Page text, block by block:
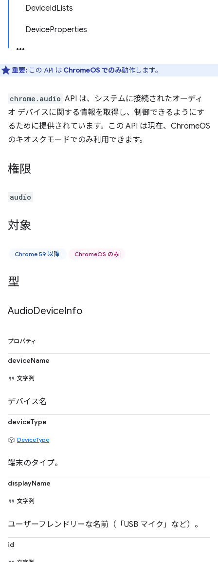
DeviceIdLists
DeviceProperties
重要: この API は ChromeOS でのみ動作します。
chrome.audio API は、システムに接続されたオーディ
オ デバイスに関する情報を取得し、制御できるようにす
るために提供されています。この API は現在、ChromeOS
のキオスクモードでのみ利用できます。
権限
audio
対象
Chrome 59 以降 ChromeOS のみ
型
AudioDeviceInfo
プロパティ
deviceName
文字列
デバイス名
deviceType
DeviceType
端末のタイプ。
displayName
文字列
ユーザーフレンドリーな名前（「USB マイク」など）。
id